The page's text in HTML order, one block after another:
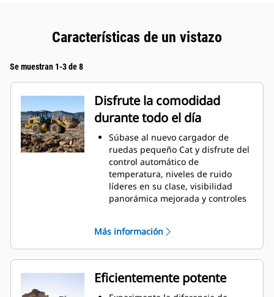
Características de un vistazo
Se muestran 1-3 de 8
Disfrute la comodidad
durante todo el día
Súbase al nuevo cargador de
ruedas pequeño Cat y disfrute del
control automático de
temperatura, niveles de ruido
líderes en su clase, visibilidad
panorámica mejorada y controles
con suspensión totalmente
ajustable que se mueven con
usted. Un entorno amplio y
espacioso para el operador
combinado con la amortiguación
Más información
Eficientemente potente